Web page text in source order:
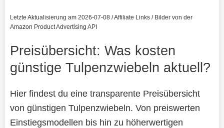
Letzte Aktualisierung am 2026-07-08 / Affiliate Links / Bilder von der
Amazon Product Advertising API
Preisübersicht: Was kosten
günstige Tulpenzwiebeln aktuell?
Hier findest du eine transparente Preisübersicht
von günstigen Tulpenzwiebeln. Von preiswerten
Einstiegsmodellen bis hin zu höherwertigen